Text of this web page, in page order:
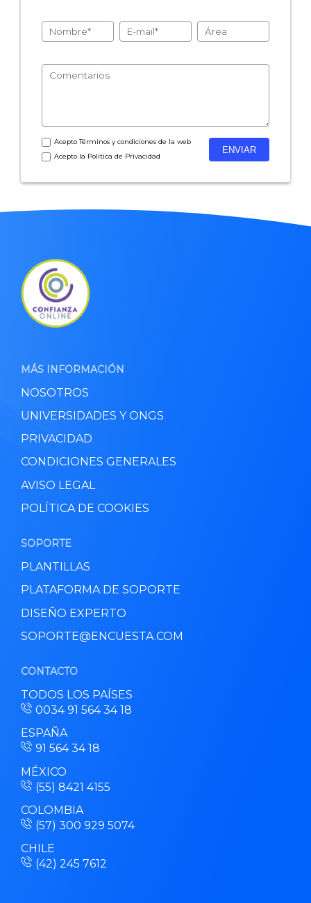
- Inteligencia artificial
- Marketing y encuestas
AceptoTérminos y condicionesde la web
Acepto la Política de Privacidad
MÁS INFORMACIÓN
NOSOTROS
UNIVERSIDADES Y ONGS
PRIVACIDAD
CONDICIONES GENERALES
AVISO LEGAL
POLÍTICA DE COOKIES
SOPORTE
PLANTILLAS
PLATAFORMA DE SOPORTE
DISEÑO EXPERTO
SOPORTE@ENCUESTA.COM
CONTACTO
TODOS LOS PAÍSES
0034 91 564 34 18
ESPAÑA
91 564 34 18
MÉXICO
(55) 8421 4155
COLOMBIA
(57) 300 929 5074
CHILE
(42) 245 7612